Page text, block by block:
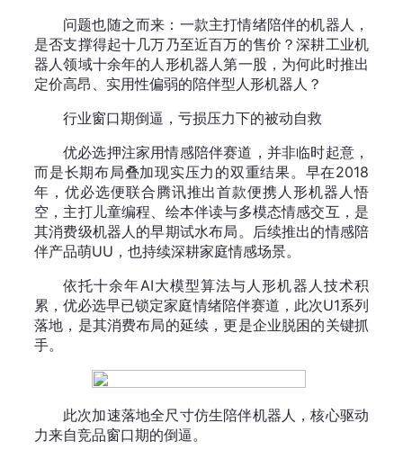
问题也随之而来：一款主打情绪陪伴的机器人，
是否支撑得起十几万乃至近百万的售价？深耕工业机
器人领域十余年的人形机器人第一股，为何此时推出
定价高昂、实用性偏弱的陪伴型人形机器人？
行业窗口期倒逼，亏损压力下的被动自救
优必选押注家用情感陪伴赛道，并非临时起意，
而是长期布局叠加现实压力的双重结果。早在2018
年，优必选便联合腾讯推出首款便携人形机器人悟
空，主打儿童编程、绘本伴读与多模态情感交互，是
其消费级机器人的早期试水布局。后续推出的情感陪
伴产品萌UU，也持续深耕家庭情感场景。
依托十余年AI大模型算法与人形机器人技术积
累，优必选早已锁定家庭情绪陪伴赛道，此次U1系列
落地，是其消费布局的延续，更是企业脱困的关键抓
手。
此次加速落地全尺寸仿生陪伴机器人，核心驱动
力来自竞品窗口期的倒逼。